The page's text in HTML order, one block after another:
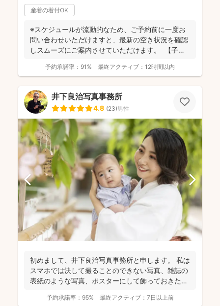
産着の着付OK
※スケジュールが流動的なため、ご予約前に一度お
問い合わせいただけますと、最新の空き状況を確認
しスムーズにご案内させていただけます。 【子ど
予約承諾率： 91% 最終アクティブ： 12時間以内
井下良治写真事務所
4.8 (23)男性
初めまして、井下良治写真事務所と申します。 私は
スマホでは決して撮ることのできない写真、雑誌の
表紙のような写真、ポスターにして飾っておきたい
予約承諾率： 95% 最終アクティブ： 7日以上前